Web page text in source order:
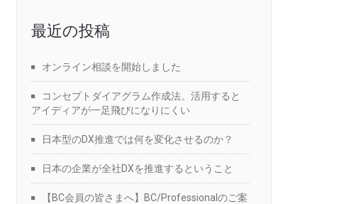
最近の投稿
オンライン相談を開始しました
コンセプトダイアグラム作成法。活用すると
アイディアが一足飛びになりにくい
日本型のDX推進では何を変化させるのか？
日本の企業が全社DXを推進するということ
【BC会員の皆さまへ】BC/Professionalのご案